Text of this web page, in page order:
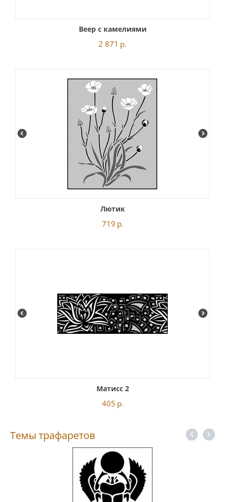
Веер с камелиями
2 871 р.
Лютик
719 р.
Матисс 2
405 р.
Темы трафаретов